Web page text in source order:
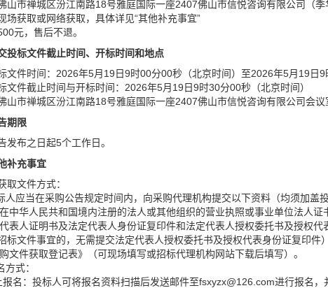
山市禅城区汾江南路18号雅庭国际一座2407佛山市信悦咨询有限公司（季
场获取或网络获取，具体详见“其他补充事宜”
元，售后不退。
投标文件截止时间、开标时间和地点
文件时间：2026年5月19日9时00分00秒（北京时间）至2026年5月19日9
文件截止时间与开标时间：2026年5月19日9时30分00秒（北京时间）
山市禅城区汾江南路18号雅庭国际一座2407佛山市信悦咨询有限公司会议
期限
发布之日起5个工作日。
补充事宜
取文件方式：
人应当在采购公告规定时间内，向采购代理机构提交以下资料（均须加盖
中华人民共和国境内注册的法人或其他组织的营业执照或事业单位法人证
表人证明书及法定代表人身份证复印件和法定代表人授权委托书及授权
标文件事宜的，无需提交法定代表人授权委托书及授权代表身份证复印件）
文件获取登记表》（可现场填写或招标代理机构网站下载后填写）。
方式：
报名：投标人可将报名资料扫描后发送邮件至fsxyzx@126.com进行报名，